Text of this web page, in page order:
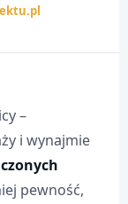
–
i wynajmie
pewność,